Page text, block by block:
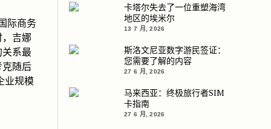
际商务
吉娜
系最
随后
业规模
卡塔尔失去了一位重塑海湾
地区的埃米尔
13 7 月, 2026
斯洛文尼亚数字游民签证：
您需要了解的内容
27 6 月, 2026
马来西亚：终极旅行者SIM
卡指南
27 6 月, 2026